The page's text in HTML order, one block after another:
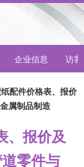
企业信息 访客
配件价格表、报价
属制品制造
、报价及
零件与